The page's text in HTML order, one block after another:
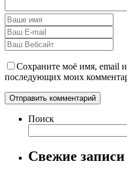
Сохраните моё имя, email и
последующих моих
Поиск
Свежие записи